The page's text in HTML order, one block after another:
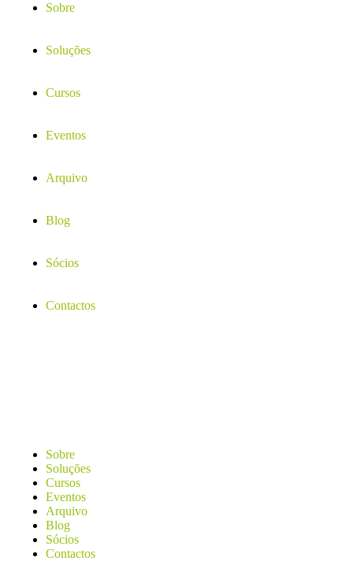
Sobre
Soluções
Cursos
Eventos
Arquivo
Blog
Sócios
Contactos
Sobre
Soluções
Cursos
Eventos
Arquivo
Blog
Sócios
Contactos